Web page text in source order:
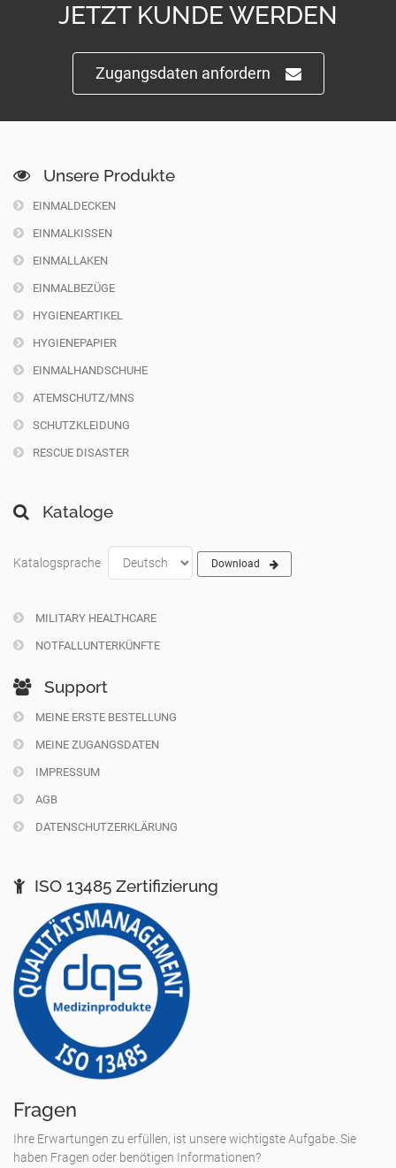
JETZT KUNDE WERDEN
Zugangsdaten anfordern
Unsere Produkte
EINMALDECKEN
EINMALKISSEN
EINMALLAKEN
EINMALBEZÜGE
HYGIENEARTIKEL
HYGIENEPAPIER
EINMALHANDSCHUHE
ATEMSCHUTZ/MNS
SCHUTZKLEIDUNG
RESCUE DISASTER
Kataloge
Katalogsprache Download
MILITARY HEALTHCARE
NOTFALLUNTERKÜNFTE
Support
MEINE ERSTE BESTELLUNG
MEINE ZUGANGSDATEN
IMPRESSUM
AGB
DATENSCHUTZERKLÄRUNG
ISO 13485 Zertifizierung
Fragen
Ihre Erwartungen zu erfüllen, ist unsere wichtigste Aufgabe. Sie
haben Fragen oder benötigen Informationen?